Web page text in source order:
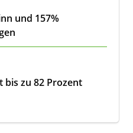
und 157%
bis zu 82 Prozent